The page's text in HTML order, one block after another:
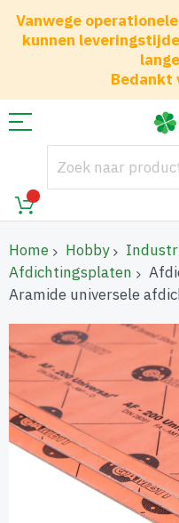
Vanwege
kunnen
Bedankt
Home Hobby
Afdichtingsplaten
Aramide universele
naar
het
einde
van
de
afbeeldingen-
gallerij